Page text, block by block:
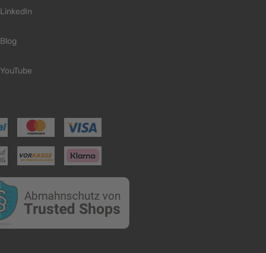
LinkedIn
Blog
YouTube